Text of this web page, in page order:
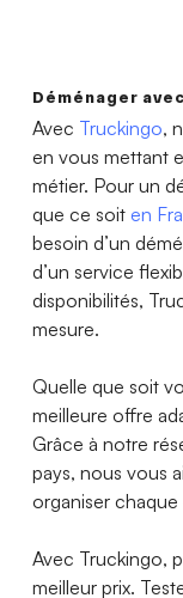
Déménager
Avec Truckingo,
en vous mettant
métier. Pour un
que ce soit en
besoin d’un
d’un service
disponibilités,
mesure.
Quelle que soit
meilleure offre
Grâce à notre
pays, nous vous
organiser
Avec Truckingo,
meilleur prix.